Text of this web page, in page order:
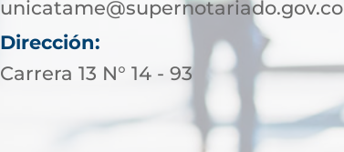
unicatame@supernotariado.gov.co
Dirección:
Carrera 13 N° 14 - 93